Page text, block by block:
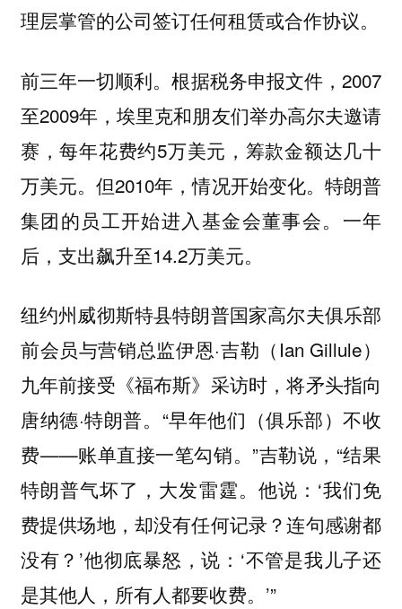
理层掌管的公司签订任何租赁或合作协议。
前三年一切顺利。根据税务申报文件，2007
至2009年，埃里克和朋友们举办高尔夫邀请
赛，每年花费约5万美元，筹款金额达几十
万美元。但2010年，情况开始变化。特朗普
集团的员工开始进入基金会董事会。一年
后，支出飙升至14.2万美元。
纽约州威彻斯特县特朗普国家高尔夫俱乐部
前会员与营销总监伊恩·吉勒（Ian Gillule）
九年前接受《福布斯》采访时，将矛头指向
唐纳德·特朗普。“早年他们（俱乐部）不收
费——账单直接一笔勾销。”吉勒说，“结果
特朗普气坏了，大发雷霆。他说：‘我们免
费提供场地，却没有任何记录？连句感谢都
没有？’他彻底暴怒，说：‘不管是我儿子还
是其他人，所有人都要收费。’”